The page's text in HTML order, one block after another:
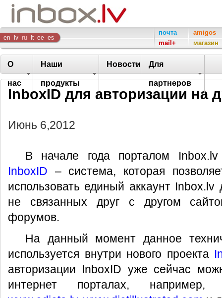
Inbox
Company
en lv ru lt ee es
почта
mail+
amigos
магазин
О
нас
Наши
продукты
Новости Для
партнеров
InboxID для авторизации на
Июнь 6,2012
В начале года порталом
InboxID – система, которая
использовать единый аккаунт
не связанных друг с другом
форумов.
На данный момент данное
используется внутри нового проекта
авторизации InboxID уже сейчас
интернет порталах,